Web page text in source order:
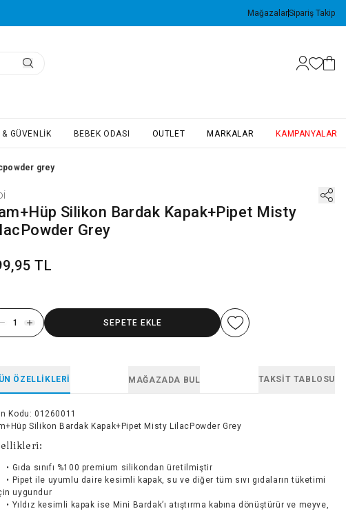
MağazalarSipariş Takip
GÜVENLIK BEBEK ODASI OUTLET MARKALAR KAMPANYALAR
grey
Silikon Bardak Kapak+Pipet Misty
Grey
TL
SEPETE EKLE
ÖZELLIKLERI MAĞAZADA BUL TAKSIT TABLOSU
Kodu : 01260011
Silikon Bardak Kapak+Pipet Misty LilacPowder Grey
• Gıda sınıfı %100 premium silikondan üretilmiştir
• Pipet ile uyumlu daire kesimli kapak, su ve diğer tüm sıvı gıdaların tüketimi
uygundur
• Yıldız kesimli kapak ise Mini Bardak’ı atıştırma kabına dönüştürür ve meyve,